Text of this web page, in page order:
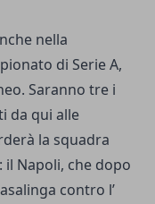
nella
di Serie A,
Saranno tre i
da qui alle
la squadra
Napoli, che dopo
contro l’